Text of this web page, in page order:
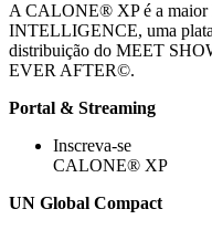
A CALONE® XP é a
INTELLIGENCE, uma
distribuição do MEET
EVER AFTER©.
Portal & Streaming
Inscreva-se
CALONE® XP
UN Global Compact